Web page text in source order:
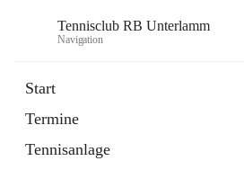
Tennisclub RB Unterlamm
Navigation
Start
Termine
Tennisanlage
Externe Webseite
in